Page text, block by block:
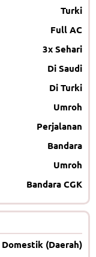
Turki
Full AC
3x Sehari
Di Saudi
Di Turki
Umroh
Perjalanan
Bandara
Umroh
Bandara CGK
Domestik (Daerah)